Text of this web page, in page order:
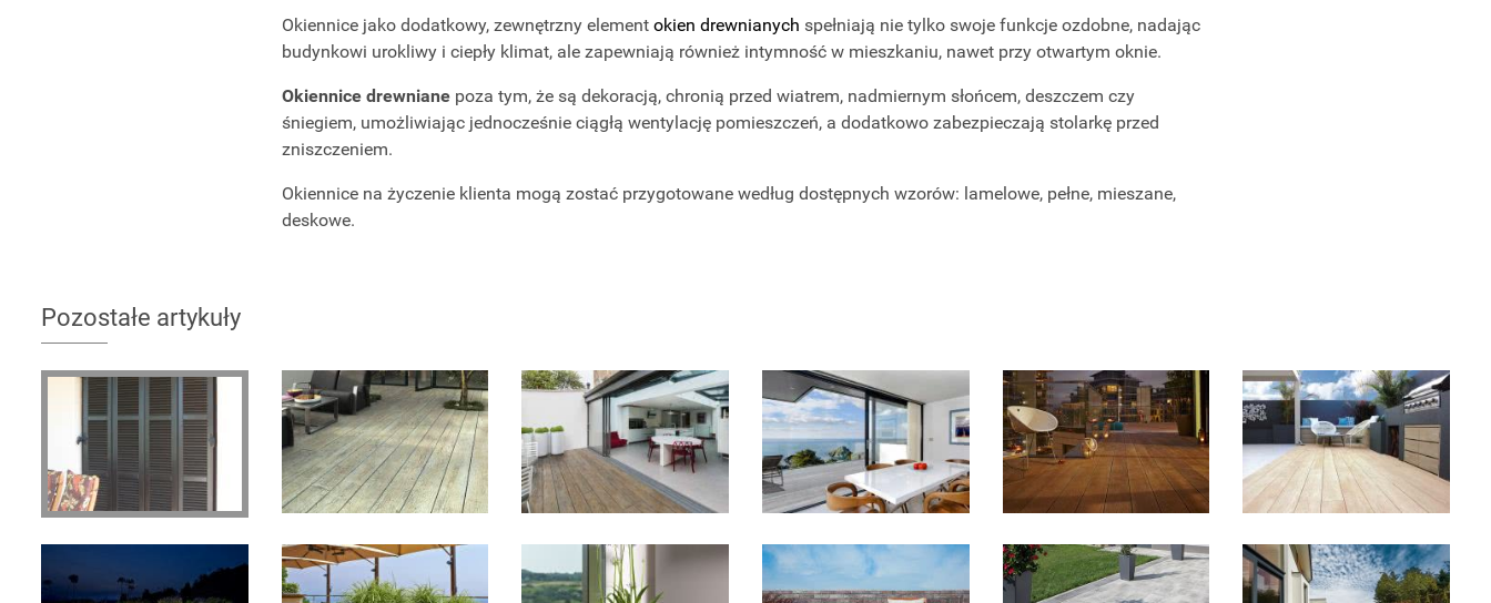
Okiennice jako dodatkowy, zewnętrzny element okien drewnianych spełniają nie tylko swoje funkcje ozdobne, nadając
budynkowi urokliwy i ciepły klimat, ale zapewniają również intymność w mieszkaniu, nawet przy otwartym oknie.
Okiennice drewniane poza tym, że są dekoracją, chronią przed wiatrem, nadmiernym słońcem, deszczem czy
śniegiem, umożliwiając jednocześnie ciągłą wentylację pomieszczeń, a dodatkowo zabezpieczają stolarkę przed
zniszczeniem.
Okiennice na życzenie klienta mogą zostać przygotowane według dostępnych wzorów: lamelowe, pełne, mieszane,
deskowe.
Pozostałe artykuły